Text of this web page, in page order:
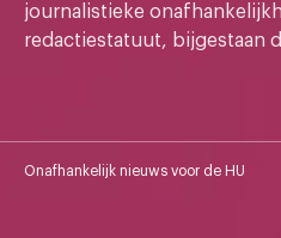
journalistieke
redactiestatuut, bijgestaan
Onafhankelijk nieuws voor de HU